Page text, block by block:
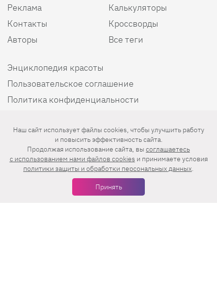
Реклама
Контакты
Авторы
Калькуляторы
Кроссворды
Все теги
Энциклопедия красоты
Пользовательское соглашение
Политика конфиденциальности
Мы в соцсетях
Наш сайт использует файлы cookies, чтобы улучшить работу
и повысить эффективность сайта.
Продолжая использование сайта, вы соглашаетесь
c использованием нами файлов cookies и принимаете условия
политики защиты и обработки персональных данных.
Принять